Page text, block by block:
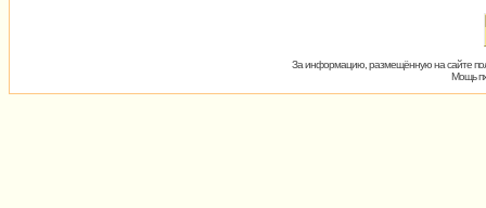
За информацию, размещённую на сайте
Мощь